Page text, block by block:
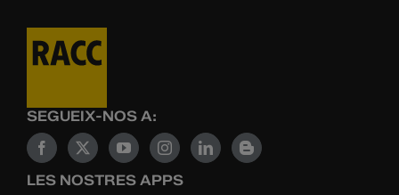
SEGUEIX-NOS A:
LES NOSTRES APPS